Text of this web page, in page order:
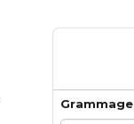
Grammage